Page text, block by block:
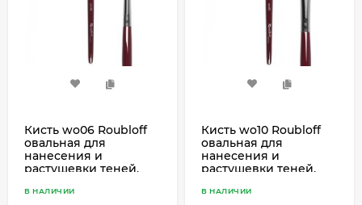
Кисть wo06 Roubloff
овальная для
нанесения и
растушевки теней,
В НАЛИЧИИ
Кисть wo10 Roubloff
овальная для
нанесения и
растушевки теней,
В НАЛИЧИИ